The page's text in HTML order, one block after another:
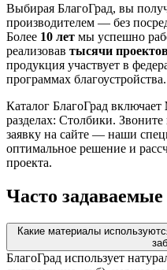
Выбирая БлагоГрад, вы
производителем — без
Более 10 лет мы успешно
реализовав тысячи
продукция участвует в
программах благоустройства.
Каталог БлагоГрад включает
разделах: Столбики.
заявку на сайте — наши
оптимальное решение и
проекта.
Часто
Какие материалы
БлагоГрад использует